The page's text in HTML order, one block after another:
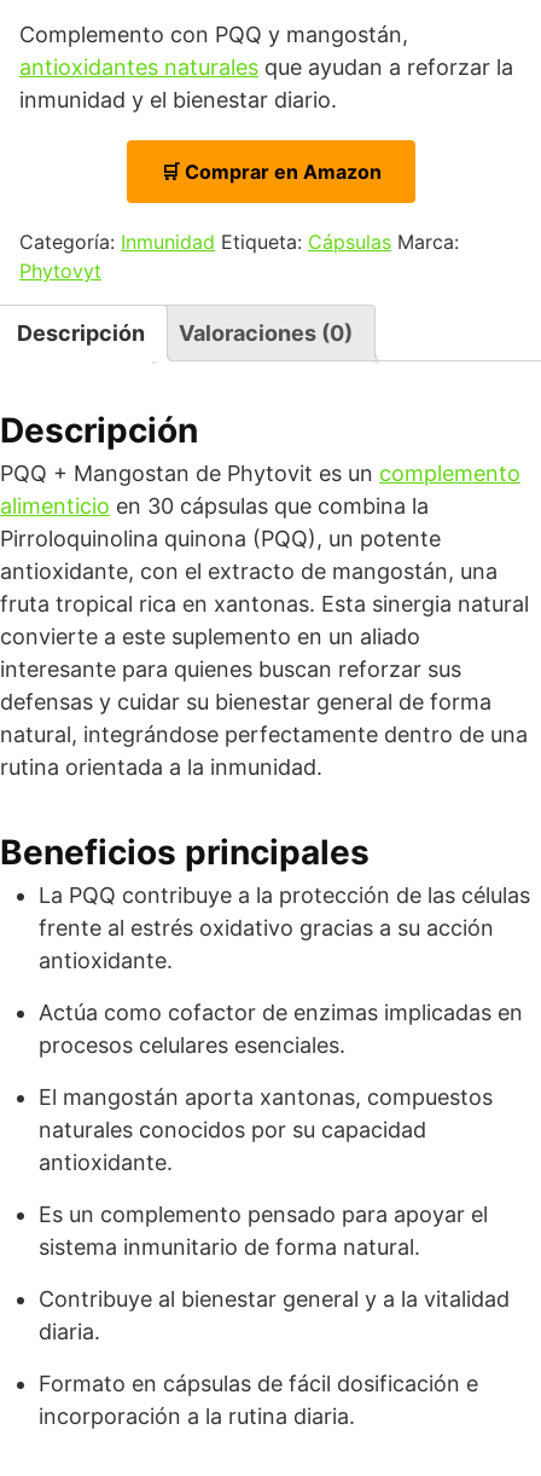
Complemento con PQQ y mangostán,
antioxidantes naturales que ayudan a reforzar la
inmunidad y el bienestar diario.
🛒 Comprar en Amazon
Categoría: Inmunidad Etiqueta: Cápsulas Marca:
Phytovyt
Descripción Valoraciones (0)
Descripción
PQQ + Mangostan de Phytovit es un complemento
alimenticio en 30 cápsulas que combina la
Pirroloquinolina quinona (PQQ), un potente
antioxidante, con el extracto de mangostán, una
fruta tropical rica en xantonas. Esta sinergia natural
convierte a este suplemento en un aliado
interesante para quienes buscan reforzar sus
defensas y cuidar su bienestar general de forma
natural, integrándose perfectamente dentro de una
rutina orientada a la inmunidad.
Beneficios principales
La PQQ contribuye a la protección de las células
frente al estrés oxidativo gracias a su acción
antioxidante.
Actúa como cofactor de enzimas implicadas en
procesos celulares esenciales.
El mangostán aporta xantonas, compuestos
naturales conocidos por su capacidad
antioxidante.
Es un complemento pensado para apoyar el
sistema inmunitario de forma natural.
Contribuye al bienestar general y a la vitalidad
diaria.
Formato en cápsulas de fácil dosificación e
incorporación a la rutina diaria.